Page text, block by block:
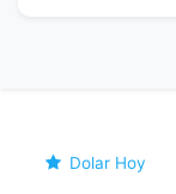
Dolar Hoy